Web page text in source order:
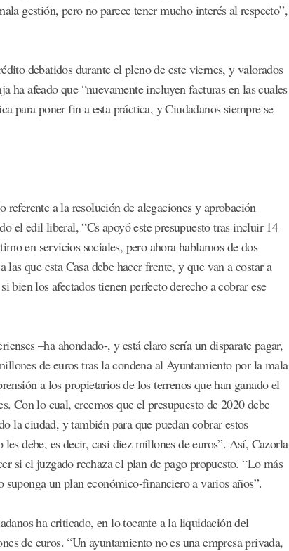
gestión, pero no parece tener mucho interés al respecto”,
debatidos durante el pleno de este viernes, y valorados
ha afeado que “nuevamente incluyen facturas en las cuales
para poner fin a esta práctica, y Ciudadanos siempre se
a la resolución de alegaciones y aprobación
el edil liberal, “Cs apoyó este presupuesto tras incluir 14
en servicios sociales, pero ahora hablamos de dos
que esta Casa debe hacer frente, y que van a costar a
bien los afectados tienen perfecto derecho a cobrar ese
–ha ahondado-, y está claro sería un disparate pagar,
de euros tras la condena al Ayuntamiento por la mala
a los propietarios de los terrenos que han ganado el
Con lo cual, creemos que el presupuesto de 2020 debe
la ciudad, y también para que puedan cobrar estos
debe, es decir, casi diez millones de euros”. Así, Cazorla
si el juzgado rechaza el plan de pago propuesto. “Lo más
un plan económico-financiero a varios años”.
ha criticado, en lo tocante a la liquidación del
de euros. “Un ayuntamiento no es una empresa privada,